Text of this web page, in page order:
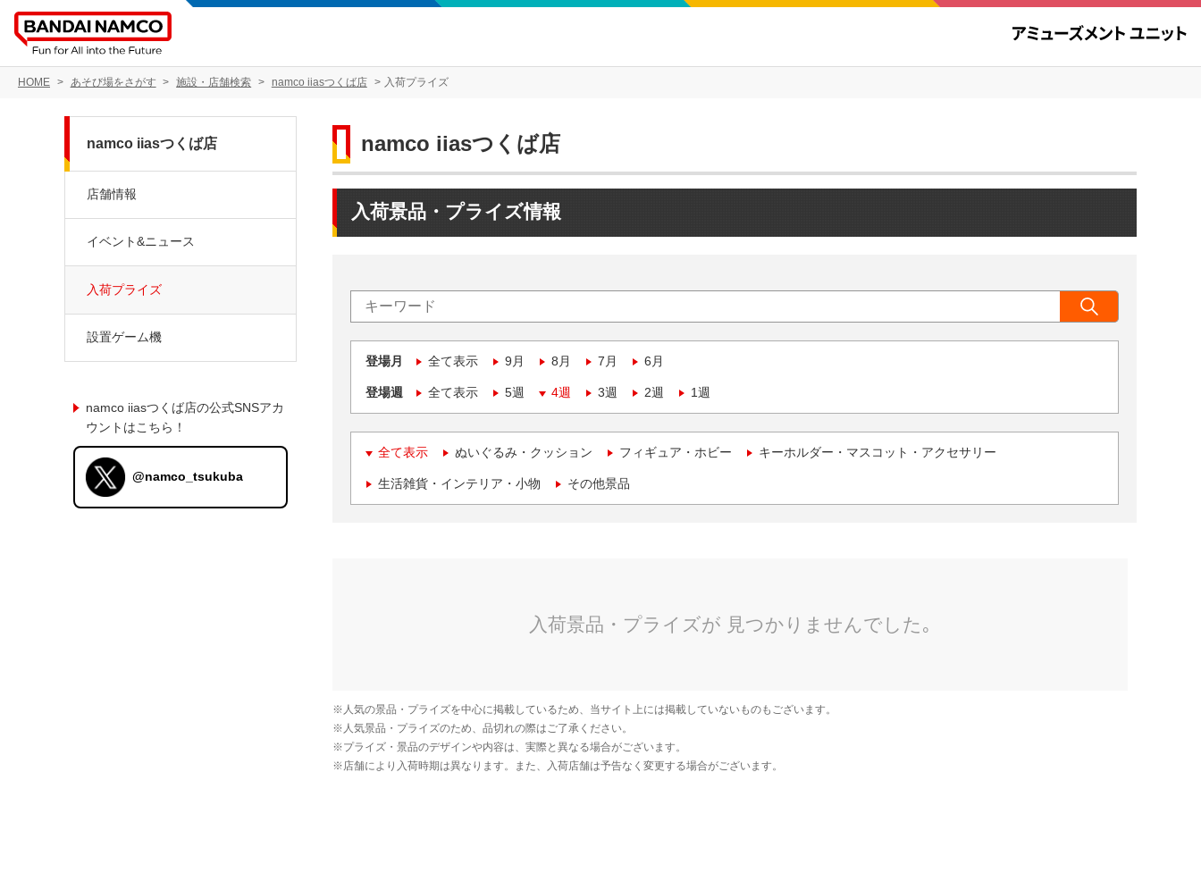
HOME あそび場をさがす 施設・店舗検索 namco iiasつくば店 入荷プライズ
namco iiasつくば店
入荷景品・プライズ情報
登場月 全て表示 9月 8月 7月 6月
登場週 全て表示 5週 4週 3週 2週 1週
全て表示 ぬいぐるみ・クッション フィギュア・ホビー キーホルダー・マスコット・アクセサリー
生活雑貨・インテリア・小物 その他景品
namco iiasつくば店
店舗情報
イベント&ニュース
入荷プライズ
設置ゲーム機
namco iiasつくば店の公式SNSアカ
ウントはこちら！
@namco_tsukuba